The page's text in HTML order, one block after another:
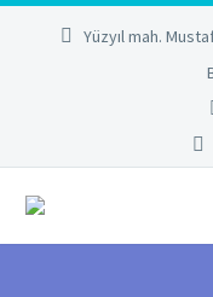
Yüzyıl mah.